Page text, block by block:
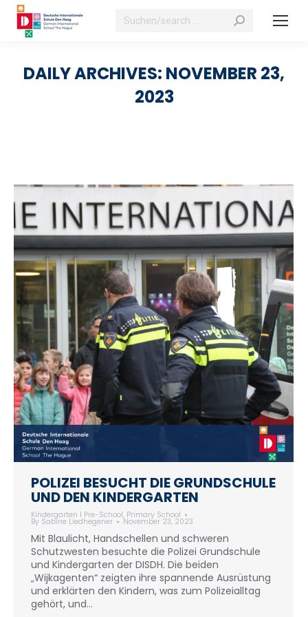
Search:
DAILY ARCHIVES: NOVEMBER 23,
2023
POLIZEI BESUCHT DIE GRUNDSCHULE
UND DEN KINDERGARTEN
Kindergarten I Pre-School, Primary School
By Sabine Liedhegener November 23, 2023
Mit Blaulicht, Handschellen und schweren
Schutzwesten besuchte die Polizei Grundschule
und Kindergarten der DISDH. Die beiden
„Wijkagenten“ zeigten ihre spannende Ausrüstung
und erklärten den Kindern, was zum Polizeialltag
gehört, und…